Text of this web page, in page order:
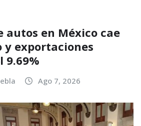
autos en México cae
y exportaciones
9.69%
Ago 7, 2026